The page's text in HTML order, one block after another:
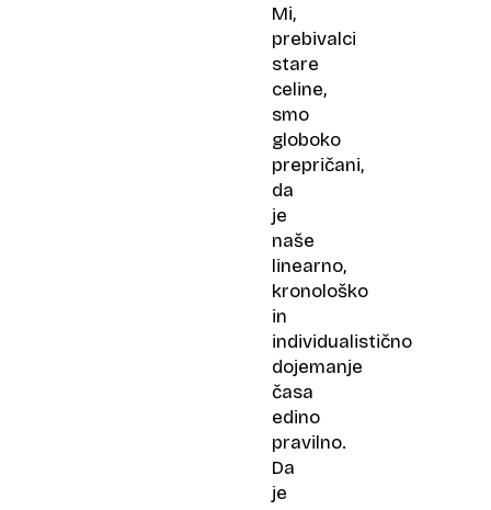
že
med
neandertalci
Mi,
prebivalci
stare
celine,
smo
globoko
prepričani,
da
je
naše
linearno,
kronološko
in
individualistično
dojemanje
časa
edino
pravilno.
Da
je